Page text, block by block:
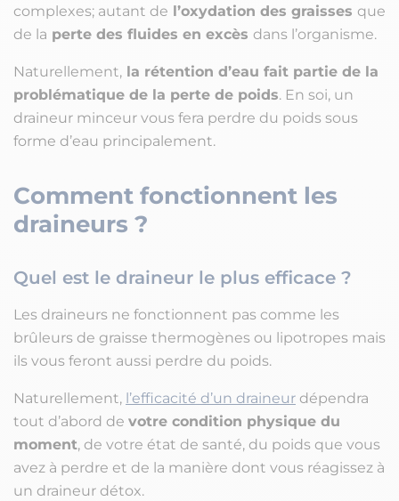
complexes; autant de l’oxydation des graisses que
de la perte des fluides en excès dans l’organisme.
Naturellement, la rétention d’eau fait partie de la
problématique de la perte de poids. En soi, un
draineur minceur vous fera perdre du poids sous
forme d’eau principalement.
Comment fonctionnent les
draineurs ?
Quel est le draineur le plus efficace ?
Les draineurs ne fonctionnent pas comme les
brûleurs de graisse thermogènes ou lipotropes mais
ils vous feront aussi perdre du poids.
Naturellement, l’efficacité d’un draineur dépendra
tout d’abord de votre condition physique du
moment, de votre état de santé, du poids que vous
avez à perdre et de la manière dont vous réagissez à
un draineur détox.